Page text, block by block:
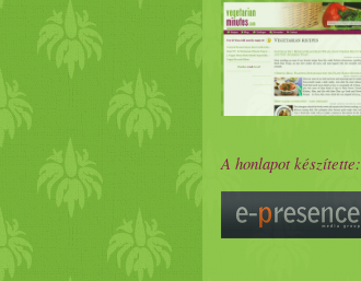
A honlapot készítette: